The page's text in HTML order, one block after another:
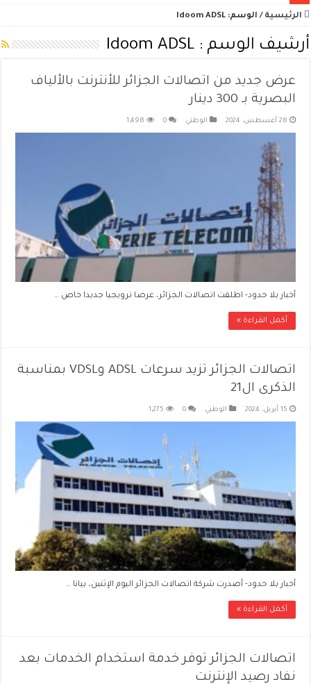
الرئيسية / الوسم:Idoom ADSL
أرشيف الوسم : Idoom ADSL
عرض جديد من اتصالات الجزائر للأنترنت بالألياف
البصرية بـ 300 دينار
28 أغسطس، 2024 الوطني 0
1,498
أخبار بلا حدود- اطلقت اتصالات الجزائر، عرضا ترويجيا جديدا خاص …
أكمل القراءة »
اتصالات الجزائر تزيد سرعات ADSL وVDSL بمناسبة
الذكرى ال21
15 أبريل، 2024 الوطني 0
1,275
أخبار بلا حدود- أصدرت شركة اتصالات الجزائر اليوم الإثنين، بيانا …
أكمل القراءة »
اتصالات الجزائر توفر خدمة استخدام الخدمات بعد
نفاد رصيد الإنترنت